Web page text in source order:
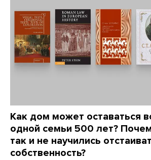
Как дом может оставаться
одной семьи 500 лет?
так и не научились
собственность?